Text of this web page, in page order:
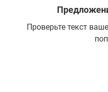
Проверьте текст